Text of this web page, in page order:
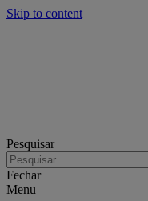
Skip to content
Pesquisar
Fechar
Menu